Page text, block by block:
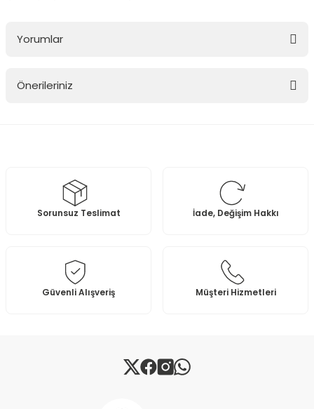
Yorumlar
Önerileriniz
Ürün resmi kalitesiz, bozuk veya görüntülenemiyor.
Ürün açıklamasında eksik bilgiler bulunuyor.
Bu ürüne benzer farklı alternatifler olmalı.
Gönder
Sorunsuz Teslimat İade, Değişim Hakkı
Güvenli Alışveriş Müşteri Hizmetleri